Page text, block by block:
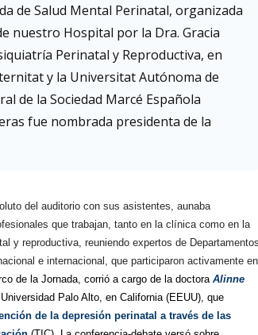
de Salud Mental Perinatal, organizada
nuestro Hospital por la Dra. Gracia
Perinatal y Reproductiva, en
y la Universitat Autónoma de
de la Sociedad Marcé Española
fue nombrada presidenta de la
del auditorio con sus asistentes, aunaba
que trabajan, tanto en la clínica como en la
y reproductiva, reuniendo expertos de Departamentos
e internacional, que participaron activamente en
de la Jornada, corrió a cargo de la doctora Alinne
Palo Alto, en California (EEUU), que
de la depresión perinatal a través de las